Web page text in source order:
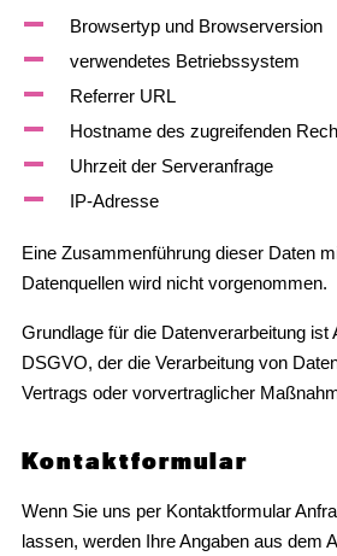
Browsertyp und Browserversion
verwendetes Betriebssystem
Referrer URL
Hostname des zugreifenden
Uhrzeit der Serveranfrage
IP-Adresse
Eine Zusammenführung dieser Daten
Datenquellen wird nicht vorgenommen.
Grundlage für die Datenverarbeitung ist
DSGVO, der die Verarbeitung von
Vertrags oder vorvertraglicher
Kontaktformular
Wenn Sie uns per Kontaktformular
lassen, werden Ihre Angaben aus dem